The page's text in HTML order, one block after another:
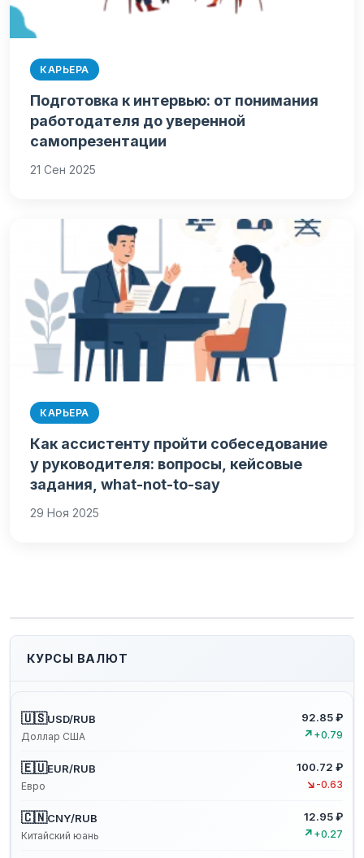
КАРЬЕРА
Подготовка к интервью: от понимания
работодателя до уверенной
самопрезентации
21 Сен 2025
КАРЬЕРА
Как ассистенту пройти собеседование
у руководителя: вопросы, кейсовые
задания, what-not-to-say
29 Ноя 2025
КУРСЫ ВАЛЮТ
🇺🇸USD/RUB
Доллар США
92.85 ₽
↗ +0.79
🇪🇺EUR/RUB
Евро
100.72 ₽
↘ -0.63
🇨🇳CNY/RUB
Китайский юань
12.95 ₽
↗ +0.27